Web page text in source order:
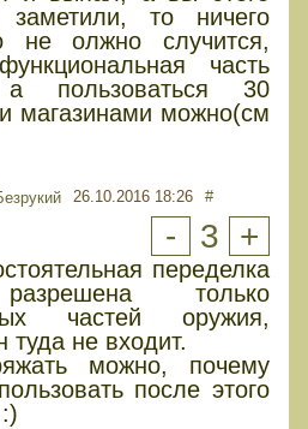
то ничего
не олжно случится,
часть
пользоваться 30
магазинами можно(см
26.10.2016 18:26 #
- 3 +
переделка
только
частей оружия,
туда не входит.
можно, почему
после этого